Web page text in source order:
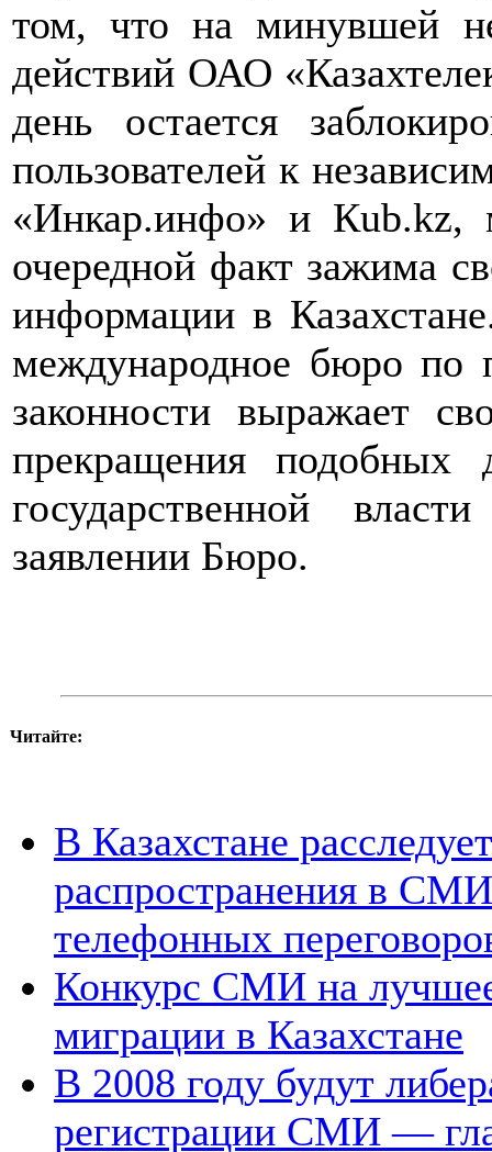
том, что на минувшей
действий ОАО
день остается
пользователей к
«Инкар.инфо» и Кub.kz,
очередной факт зажима
информации в
международное бюро по
законности выражает
прекращения подобных
государственной
заявлении Бюро.
Читайте:
В Казахстане
распространения в
телефонных
Конкурс СМИ на
миграции в Казахстане
В 2008 году будут
регистрации СМИ —